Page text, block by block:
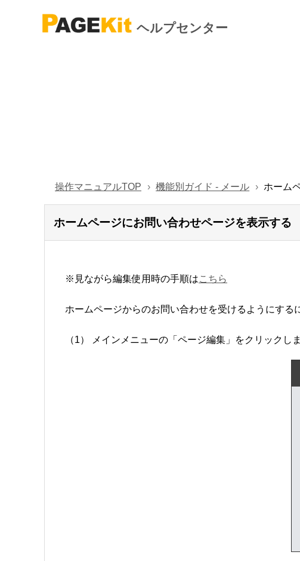
ヘルプセンター
操作マニュアルTOP 機能別ガイド - メール ホーム
ホームページにお問い合わせページを表示する
※見ながら編集使用時の手順はこちら
ホームページからのお問い合わせを受けるようにする
（1） メインメニューの「ページ編集」をクリックしま